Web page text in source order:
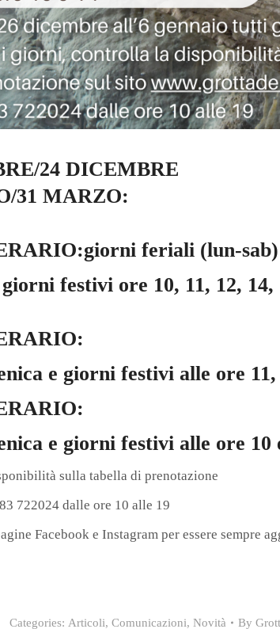
24 DICEMBRE
31 MARZO:
feriali (lun-sab)
festivi ore 10, 11, 12, 14,
e giorni festivi alle ore 11,
e giorni festivi alle ore 10
sulla tabella di prenotazione
722024 dalle ore 10 alle 19
Facebook e Instagram per essere sempre
Categories: Articoli, Comunicazioni, Novità By